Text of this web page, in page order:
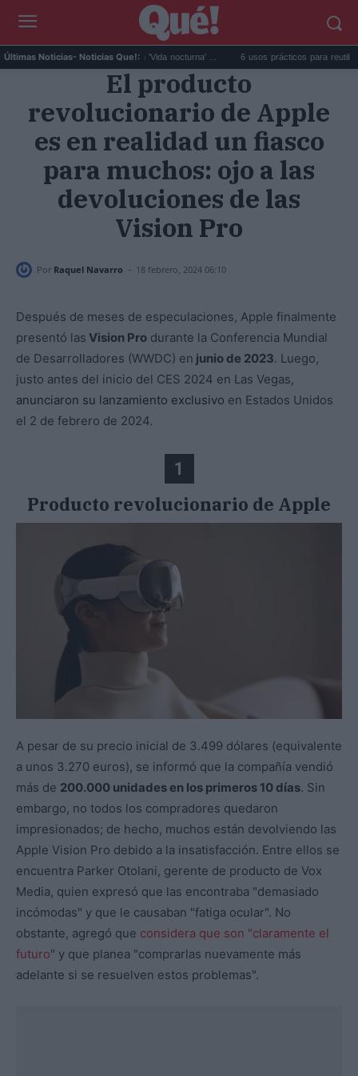
Últimas Noticias- Noticias Que!:
da el salto en solitario con 'Vida nocturna' ... 6 usos prácticos para reutilizar el
El producto
revolucionario de Apple
es en realidad un fiasco
para muchos: ojo a las
devoluciones de las
Vision Pro
Por Raquel Navarro - 18 febrero, 2024 06:10
Después de meses de especulaciones, Apple finalmente
presentó las Vision Pro durante la Conferencia Mundial
de Desarrolladores (WWDC) en junio de 2023. Luego,
justo antes del inicio del CES 2024 en Las Vegas,
anunciaron su lanzamiento exclusivo en Estados Unidos
el 2 de febrero de 2024.
1
Producto revolucionario de Apple
A pesar de su precio inicial de 3.499 dólares (equivalente
a unos 3.270 euros), se informó que la compañía vendió
más de 200.000 unidades en los primeros 10 días. Sin
embargo, no todos los compradores quedaron
impresionados; de hecho, muchos están devolviendo las
Apple Vision Pro debido a la insatisfacción. Entre ellos se
encuentra Parker Otolani, gerente de producto de Vox
Media, quien expresó que las encontraba "demasiado
incómodas" y que le causaban "fatiga ocular". No
obstante, agregó que considera que son "claramente el
futuro" y que planea "comprarlas nuevamente más
adelante si se resuelven estos problemas".